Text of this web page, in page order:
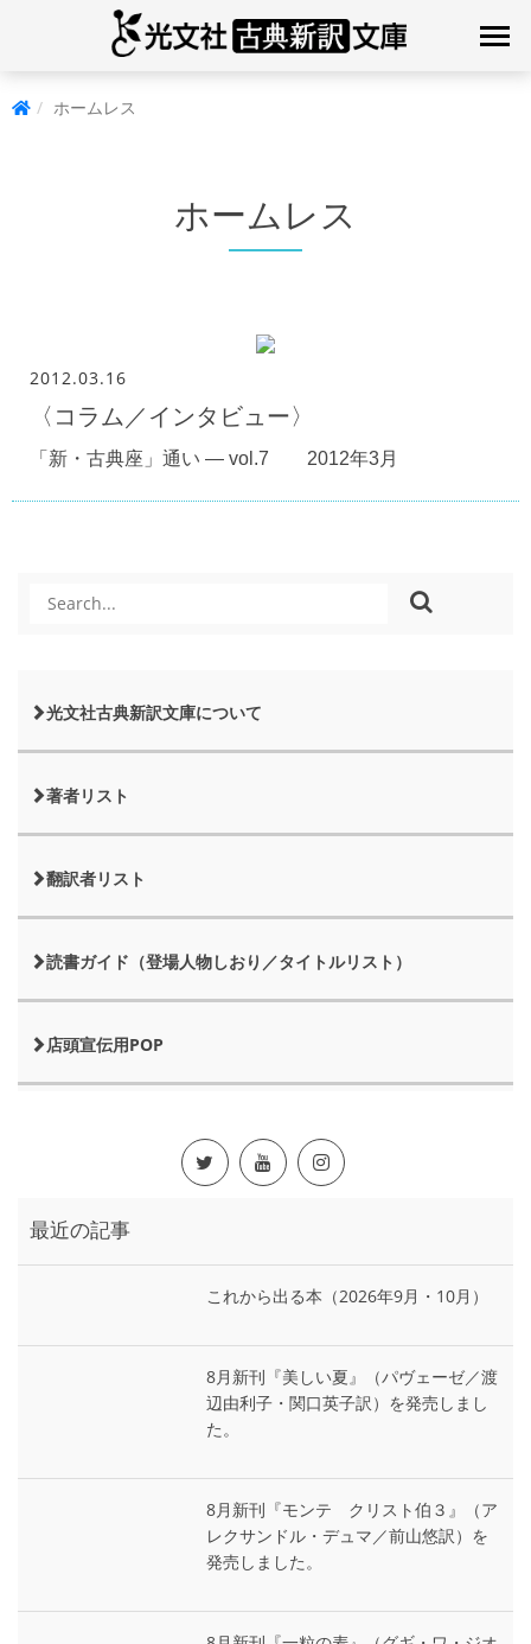
ホームレス
ホームレス
2012.03.16
〈コラム／インタビュー〉
「新・古典座」通い — vol.7 2012年3月
光文社古典新訳文庫について
著者リスト
翻訳者リスト
読書ガイド（登場人物しおり／タイトルリスト）
店頭宣伝用POP
最近の記事
これから出る本（2026年9月・10月）
8月新刊『美しい夏』（パヴェーゼ／渡
辺由利子・関口英子訳）を発売しまし
た。
8月新刊『モンテ゠クリスト伯３』（ア
レクサンドル・デュマ／前山悠訳）を
発売しました。